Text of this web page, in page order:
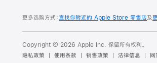
更多选购方式：查找你附近的 Apple Store 零售店及
Copyright © 2026 Apple Inc. 保留所有权利。
隐私政策
使用条款 销售政策 法律信息 网